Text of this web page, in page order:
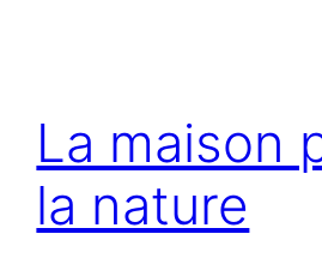
La maison
la nature